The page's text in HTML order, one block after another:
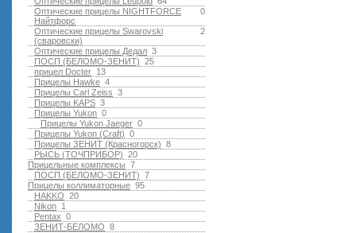
0
Оптические прицелы NIGHTFORCE
Найтфорс
2
Оптические прицелы Swarovski
(сваровски)
3
Оптические прицелы Дедал
25
ПОСП (БЕЛОМО-ЗЕНИТ)
13
прицел Docter
4
Прицелы Hawke
3
Прицелы Carl Zeiss
3
Прицелы KAPS
0
Прицелы Yukon
0
Прицелы Yukon Jaeger
0
Прицелы Yukon (Craft)
8
Прицелы ЗЕНИТ (Красногорск)
20
РЫСЬ (ТОЧПРИБОР)
7
Прицельные комплексы
7
ПОСП (БЕЛОМО-ЗЕНИТ)
95
Прицелы коллиматорные
20
HAKKO
1
Nikon
0
Pentax
8
ЗЕНИТ-БЕЛОМО